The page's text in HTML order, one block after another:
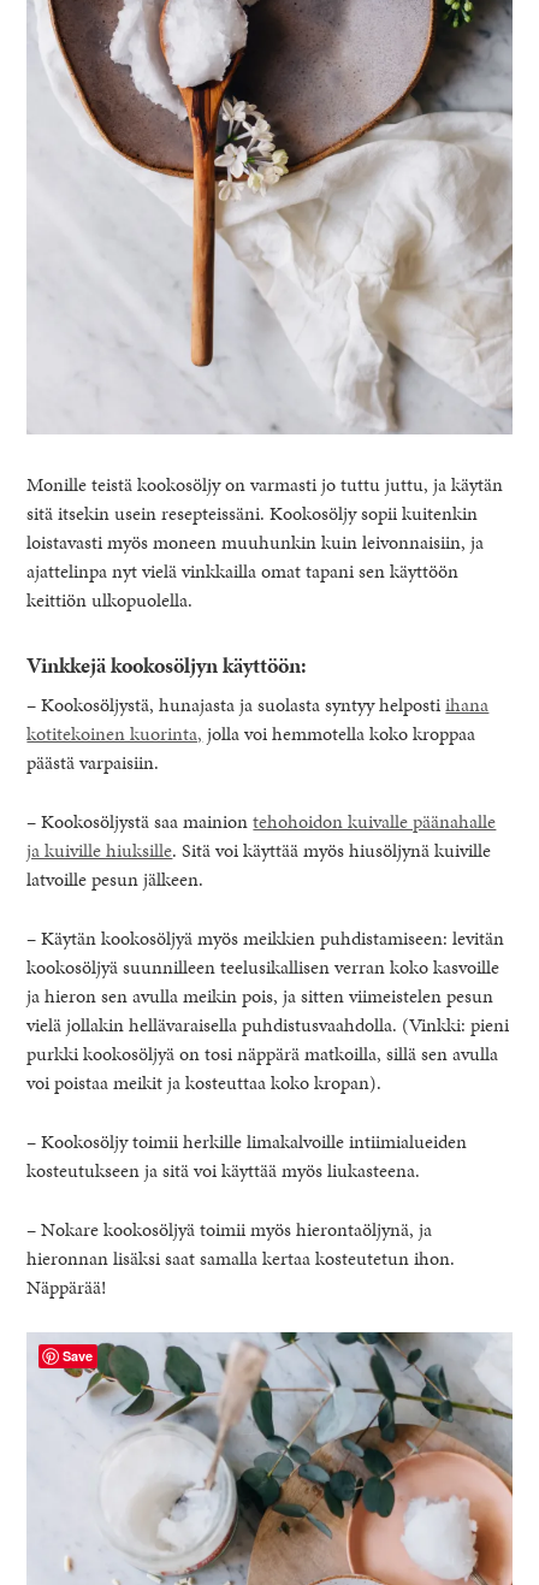
Monille teistä kookosöljy on varmasti jo tuttu juttu, ja käytän
sitä itsekin usein resepteissäni. Kookosöljy sopii kuitenkin
loistavasti myös moneen muuhunkin kuin leivonnaisiin, ja
ajattelinpa nyt vielä vinkkailla omat tapani sen käyttöön
keittiön ulkopuolella.
Vinkkejä kookosöljyn käyttöön:
– Kookosöljystä, hunajasta ja suolasta syntyy helpostiihana
kotitekoinen kuorinta, jolla voi hemmotella koko kroppaa
päästä varpaisiin.
– Kookosöljystä saa mainiontehohoidon kuivalle päänahalle
ja kuiville hiuksille. Sitä voi käyttää myös hiusöljynä kuiville
latvoille pesun jälkeen.
– Käytän kookosöljyä myös meikkien puhdistamiseen: levitän
kookosöljyä suunnilleen teelusikallisen verran koko kasvoille
ja hieron sen avulla meikin pois, ja sitten viimeistelen pesun
vielä jollakin hellävaraisella puhdistusvaahdolla. (Vinkki: pieni
purkki kookosöljyä on tosi näppärä matkoilla, sillä sen avulla
voi poistaa meikit ja kosteuttaa koko kropan).
– Kookosöljy toimii herkille limakalvoille intiimialueiden
kosteutukseen ja sitä voi käyttää myös liukasteena.
– Nokare kookosöljyä toimii myös hierontaöljynä, ja
hieronnan lisäksi saat samalla kertaa kosteutetun ihon.
Näppärää!
Save